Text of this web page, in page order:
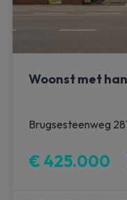
Woonst met
Brugsesteenweg
€ 425.000